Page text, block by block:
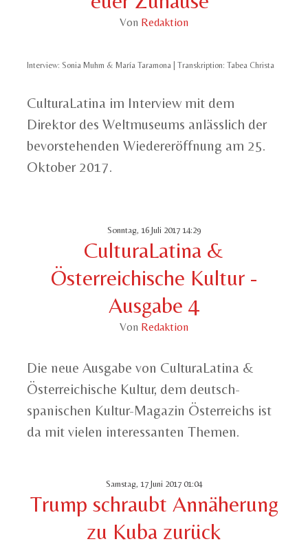
Von Redaktion
Interview: Sonia Muhm & María Taramona | Transkription: Tabea Christa
CulturaLatina im Interview mit dem
Direktor des Weltmuseums anlässlich der
bevorstehenden Wiedereröffnung am 25.
Oktober 2017.
Sonntag, 16 Juli 2017 14:29
CulturaLatina &
Österreichische Kultur -
Ausgabe 4
Von Redaktion
Die neue Ausgabe von CulturaLatina &
Österreichische Kultur, dem deutsch-
spanischen Kultur-Magazin Österreichs ist
da mit vielen interessanten Themen.
Samstag, 17 Juni 2017 01:04
Trump schraubt Annäherung
zu Kuba zurück